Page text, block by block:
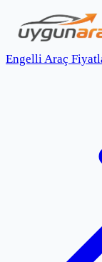
Engelli Araç